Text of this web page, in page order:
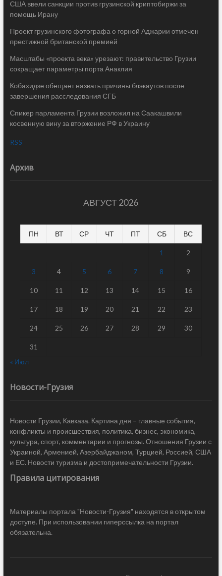
США ввели санкции против грузинской криптобиржи за
помощь Ирану
Проект грузинского фотографа о горной Аджарии отмечен
престижной британской премией
Масштабы «проекта века» урезают: правительство Грузии
сокращает параметры порта Анаклия
Кобахидзе обещает назвать причины блэкаутов после
завершения расследования СГБ
Спикер парламента Грузии возложил на Саакашвили
косвенную вину за вторжение РФ в Украину
RSS
Архив
АВГУСТ 2026
ПН ВТ СР ЧТ ПТ СБ ВС
1 2
3 4 5 6 7 8 9
10 11 12 13 14 15 16
17 18 19 20 21 22 23
24 25 26 27 28 29 30
31
« Июл
Новости-Грузия
Новости Грузии, Кавказа. Картина дня – главные события,
конфликты и происшествия, политика, бизнес, экономика,
культура, спорт, комментарии и прогнозы. Отношения Грузии с
Украиной, Арменией, Азербайджаном, Турцией, Россией, США
и ЕС. Новости туризма и достопримечательности Грузии.
Правила цитирования
Материалы портала "Новости-Грузия" находятся в открытом
доступе. При использовании гиперссылка на портал
обязательна.